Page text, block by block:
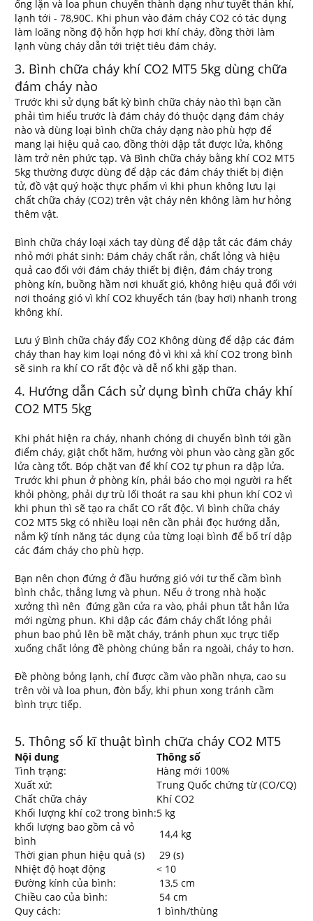
ống lặn và loa phun chuyển thành dạng như tuyết thán khí,
lạnh tới - 78,90C. Khi phun vào đám cháy CO2 có tác dụng
làm loãng nồng độ hỗn hợp hơi khí cháy, đồng thời làm
lạnh vùng cháy dẫn tới triệt tiêu đám cháy.
3. Bình chữa cháy khí CO2 MT5 5kg dùng chữa
đám cháy nào
Trước khi sử dụng bất kỳ bình chữa cháy nào thì bạn cần
phải tìm hiểu trước là đám cháy đó thuộc dạng đám cháy
nào và dùng loại bình chữa cháy dạng nào phù hợp để
mang lại hiệu quả cao, đồng thời dập tắt được lửa, không
làm trở nên phức tạp. Và Bình chữa cháy bằng khí CO2 MT5
5kg thường được dùng để dập các đám cháy thiết bị điện
tử, đồ vật quý hoặc thực phẩm vì khi phun không lưu lại
chất chữa cháy (CO2) trên vật cháy nên không làm hư hỏng
thêm vật.
Bình chữa cháy loại xách tay dùng để dập tắt các đám cháy
nhỏ mới phát sinh: Đám cháy chất rắn, chất lỏng và hiệu
quả cao đối với đám cháy thiết bị điện, đám cháy trong
phòng kín, buồng hầm nơi khuất gió, không hiệu quả đối với
nơi thoáng gió vì khí CO2 khuyếch tán (bay hơi) nhanh trong
không khí.
Lưu ý Bình chữa cháy đẩy CO2 Không dùng để dập các đám
cháy than hay kim loại nóng đỏ vì khi xả khí CO2 trong bình
sẽ sinh ra khí CO rất độc và dễ nổ khi gặp than.
4. Hướng dẫn Cách sử dụng bình chữa cháy khí
CO2 MT5 5kg
Khi phát hiện ra cháy, nhanh chóng di chuyển bình tới gần
điểm cháy, giật chốt hãm, hướng vòi phun vào càng gần gốc
lửa càng tốt. Bóp chặt van để khí CO2 tự phun ra dập lửa.
Trước khi phun ở phòng kín, phải báo cho mọi người ra hết
khỏi phòng, phải dự trù lối thoát ra sau khi phun khí CO2 vì
khi phun thì sẽ tạo ra chất CO rất độc. Vì bình chữa cháy
CO2 MT5 5kg có nhiều loại nên cần phải đọc hướng dẫn,
nắm kỹ tính năng tác dụng của từng loại bình để bố trí dập
các đám cháy cho phù hợp.
Bạn nên chọn đứng ở đầu hướng gió với tư thế cầm bình
bình chắc, thẳng lưng và phun. Nếu ở trong nhà hoặc
xưởng thì nên đứng gần cửa ra vào, phải phun tắt hẳn lửa
mới ngừng phun. Khi dập các đám cháy chất lỏng phải
phun bao phủ lên bề mặt cháy, tránh phun xục trực tiếp
xuống chất lỏng đề phòng chúng bắn ra ngoài, cháy to hơn.
Đề phòng bỏng lạnh, chỉ được cầm vào phần nhựa, cao su
trên vòi và loa phun, đòn bẩy, khi phun xong tránh cầm
bình trực tiếp.
5. Thông số kĩ thuật bình chữa cháy CO2 MT5
Nội dung
Thông số
Tình trạng:
Hàng mới 100%
Xuất xứ:
Trung Quốc chứng từ (CO/CQ)
Chất chữa cháy
Khí CO2
Khối lượng khí co2 trong bình:5 kg
khối lượng bao gồm cả vỏ
bình
14,4 kg
Thời gian phun hiệu quả (s)
29 (s)
Nhiệt độ hoạt động
< 10
Đường kính của bình:
13,5 cm
Chiều cao của bình:
54 cm
Quy cách:
1 bình/thùng